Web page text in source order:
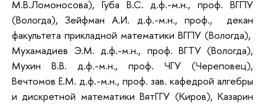
М.В.Ломоносова), Губа В.С. д.ф.-м.н., проф. ВГПУ
(Вологда), Зейфман А.И. д.ф.-м.н., проф., декан
факультета прикладной математики ВГПУ (Вологда),
Мухамадиев Э.М. д.ф.-м.н., проф. ВГТУ (Вологда),
Мухин В.В. д.ф.-м.н., проф. ЧГУ (Череповец),
Вечтомов Е.М. д.ф.-м.н., проф. зав. кафедрой алгебры
и дискретной математики ВятГГУ (Киров), Казарин